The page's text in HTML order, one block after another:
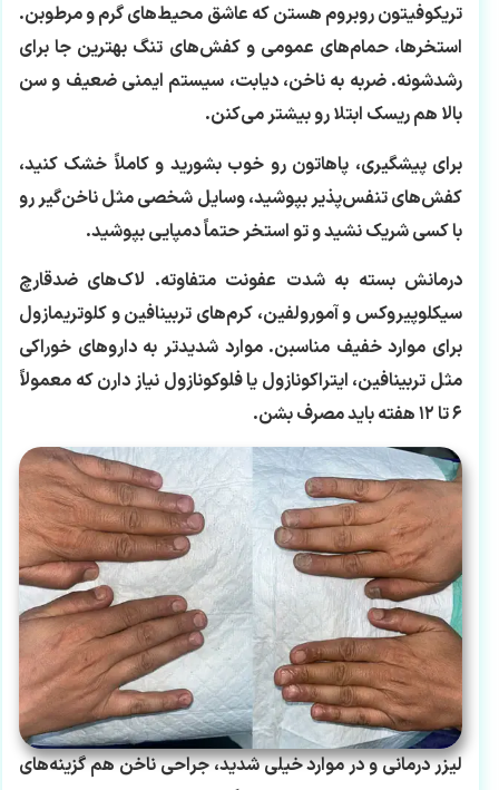
تریکوفیتون روبروم هستن که عاشق محیط‌های گرم و مرطوبن.
استخرها، حمام‌های عمومی و کفش‌های تنگ بهترین جا برای
رشدشونه. ضربه به ناخن، دیابت، سیستم ایمنی ضعیف و سن
بالا هم ریسک ابتلا رو بیشتر می‌کنن.
برای پیشگیری، پاهاتون رو خوب بشورید و کاملاً خشک کنید،
کفش‌های تنفس‌پذیر بپوشید، وسایل شخصی مثل ناخن‌گیر رو
با کسی شریک نشید و تو استخر حتماً دمپایی بپوشید.
درمانش بسته به شدت عفونت متفاوته. لاک‌های ضدقارچ
سیکلوپیروکس و آمورولفین، کرم‌های تربینافین و کلوتریمازول
برای موارد خفیف مناسبن. موارد شدیدتر به داروهای خوراکی
مثل تربینافین، ایتراکونازول یا فلوکونازول نیاز دارن که معمولاً
لیزر درمانی و در موارد خیلی شدید، جراحی ناخن هم گزینه‌های